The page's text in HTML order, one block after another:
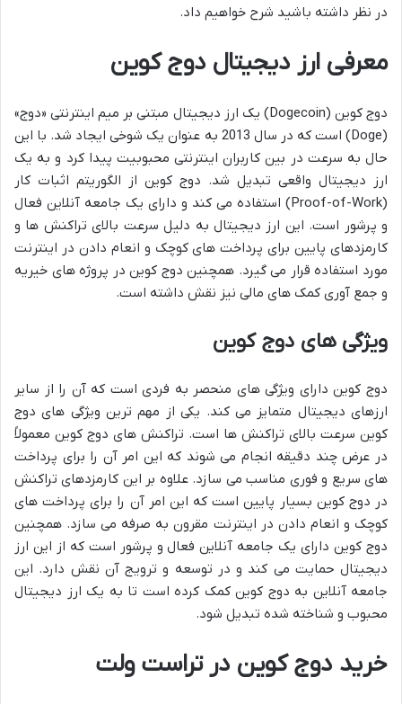
در نظر داشته باشید شرح خواهیم داد.
معرفی ارز دیجیتال دوج کوین
دوج کوین (Dogecoin) یک ارز دیجیتال مبتنی بر میم اینترنتی «دوج»
(Doge) است که در سال 2013 به عنوان یک شوخی ایجاد شد. با این
حال به سرعت در بین کاربران اینترنتی محبوبیت پیدا کرد و به یک
ارز دیجیتال واقعی تبدیل شد. دوج کوین از الگوریتم اثبات کار
(Proof-of-Work) استفاده می کند و دارای یک جامعه آنلاین فعال
و پرشور است. این ارز دیجیتال به دلیل سرعت بالای تراکنش ها و
کارمزدهای پایین برای پرداخت های کوچک و انعام دادن در اینترنت
مورد استفاده قرار می گیرد. همچنین دوج کوین در پروژه های خیریه
و جمع آوری کمک های مالی نیز نقش داشته است.
ویژگی های دوج کوین
دوج کوین دارای ویژگی های منحصر به فردی است که آن را از سایر
ارزهای دیجیتال متمایز می کند. یکی از مهم ترین ویژگی های دوج
کوین سرعت بالای تراکنش ها است. تراکنش های دوج کوین معمولاً
در عرض چند دقیقه انجام می شوند که این امر آن را برای پرداخت
های سریع و فوری مناسب می سازد. علاوه بر این کارمزدهای تراکنش
در دوج کوین بسیار پایین است که این امر آن را برای پرداخت های
کوچک و انعام دادن در اینترنت مقرون به صرفه می سازد. همچنین
دوج کوین دارای یک جامعه آنلاین فعال و پرشور است که از این ارز
دیجیتال حمایت می کند و در توسعه و ترویج آن نقش دارد. این
جامعه آنلاین به دوج کوین کمک کرده است تا به یک ارز دیجیتال
محبوب و شناخته شده تبدیل شود.
خرید دوج کوین در تراست ولت